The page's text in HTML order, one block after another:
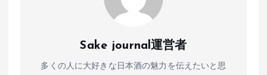
Sake journal運営者
多くの人に大好きな日本酒の魅力を伝えたいと思